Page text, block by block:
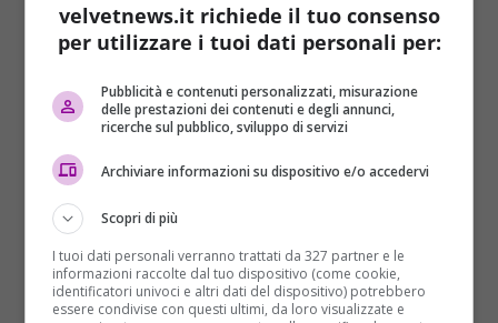
Cultura e Spettacolo Primo Piano
Vincino addio: la satira italiana perde un
genio
Il maestro del disegno satirico che sferzava i costumi
italiani, al secolo Vincenzo Gallo, 72 anni, è...
velvetnews.it richiede il tuo consenso
per utilizzare i tuoi dati personali per:
Pubblicità e contenuti personalizzati, misurazione
delle prestazioni dei contenuti e degli annunci,
ricerche sul pubblico, sviluppo di servizi
Archiviare informazioni su dispositivo e/o accedervi
Scopri di più
I tuoi dati personali verranno trattati da 327 partner e le
informazioni raccolte dal tuo dispositivo (come cookie,
identificatori univoci e altri dati del dispositivo) potrebbero
essere condivise con questi ultimi, da loro visualizzate e